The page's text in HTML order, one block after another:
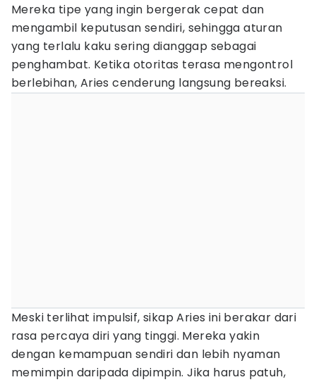
Mereka tipe yang ingin bergerak cepat dan
mengambil keputusan sendiri, sehingga aturan
yang terlalu kaku sering dianggap sebagai
penghambat. Ketika otoritas terasa mengontrol
berlebihan, Aries cenderung langsung bereaksi.
Meski terlihat impulsif, sikap Aries ini berakar dari
rasa percaya diri yang tinggi. Mereka yakin
dengan kemampuan sendiri dan lebih nyaman
memimpin daripada dipimpin. Jika harus patuh,